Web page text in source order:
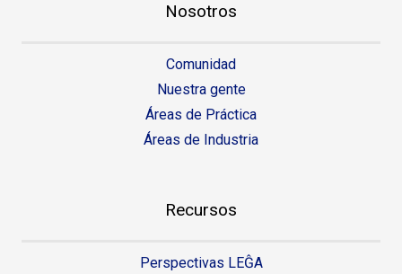
Nosotros
Comunidad
Nuestra gente
Áreas de Práctica
Áreas de Industria
Recursos
Perspectivas LEĜA